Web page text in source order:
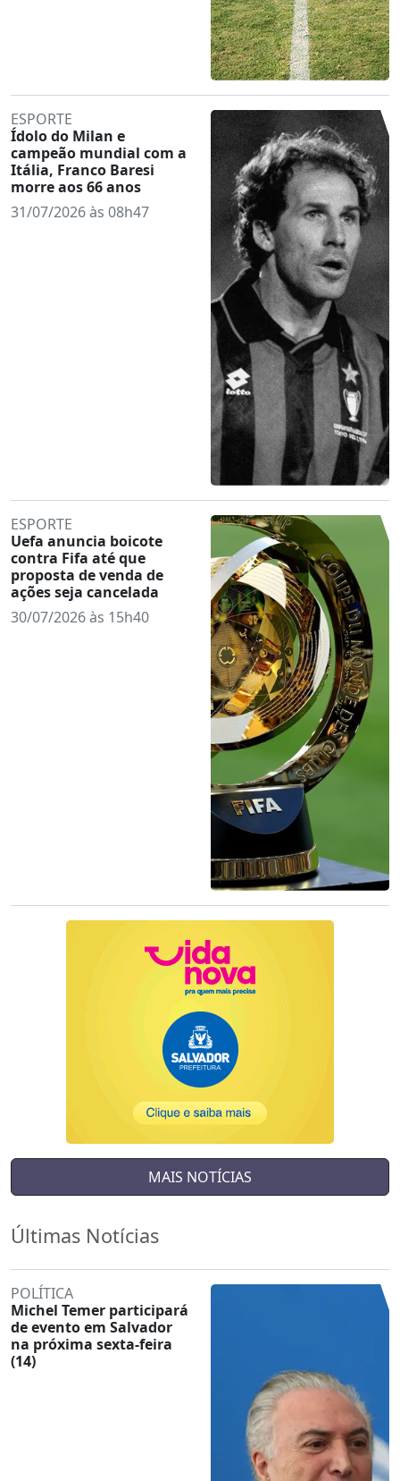
ESPORTE
Ídolo do Milan e
campeão mundial com a
Itália, Franco Baresi
morre aos 66 anos
31/07/2026 às 08h47
ESPORTE
Uefa anuncia boicote
contra Fifa até que
proposta de venda de
ações seja cancelada
30/07/2026 às 15h40
MAIS NOTÍCIAS
Últimas Notícias
POLÍTICA
Michel Temer participará
de evento em Salvador
na próxima sexta-feira
(14)